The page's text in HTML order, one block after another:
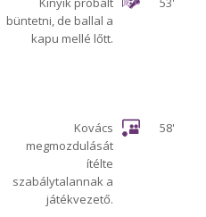
büntetni, de ballal a
kapu mellé lőtt.
58'
Kovács
megmozdulását
ítélte
szabálytalannak a
játékvezető.